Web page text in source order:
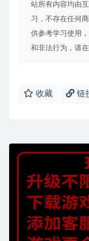
站所有内容均由
习，不存在任何
供参考学习使用
和非法行为，请
收藏 链